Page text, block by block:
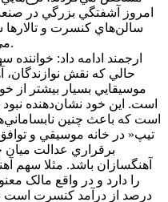
امروز آشفتگي بزرگي در
سالن‌هاي کنسرت و تالارها
مي‌گيرند و اين رقم فوق‌العاده بالاست.
ارجمند ادامه داد: خواننده
حالي که نقش نوازندگان،
موسيقايي بسيار بيشتر از
است. اين خود نشان‌دهنده
است که باعث چنين
تيپ« در خانه موسيقي و
برقراري عدالت ميان
آهنگسازان باشد. مثلا سهم
را دارد و در واقع مالک